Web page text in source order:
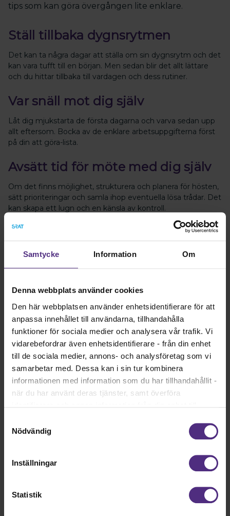
Samtycke Information Om
Denna webbplats använder cookies
Den här webbplatsen använder enhetsidentifierare för att
anpassa innehållet till användarna, tillhandahålla
funktioner för sociala medier och analysera vår trafik. Vi
vidarebefordrar även enhetsidentifierare - från din enhet
till de sociala medier, annons- och analysföretag som vi
samarbetar med. Dessa kan i sin tur kombinera
informationen med information som du har tillhandahållit -
när du har använt deras tjänster, samt överföra
Dock har vi lagt in anonymisering av IP-adress i
förhållande till Google Analytics. Du godkänner våra
cookies vid fortsatt användande av vår webbplats.
Nödvändig
Inställningar
Statistik
tips som kan göra övergången lite enklare.
Ställ tillbaka dygnsrytmen
Det kan ta några dagar att ställa om sin dygnsrytm och det
kan vara tufft till en början. Men sedan blir det allt lättare
och du hittar tillbaka till vardagen och dess rutiner.
Var snäll mot dig själv
Låt dig mjukstarta de första dagarna och varva sedan upp
allt eftersom. Bocka av de enklare arbetsuppgifterna först
på din att göra-lista.
Avsätt tid för möte med dig själv
Om det finns möjlighet, strukturera och planera för hösten,
sätt prioriteringar och samla ihop eventuella lösa trådar. Det
kan skapa ett lugn och en känsla av kontroll.
Kom ihåg rast och paus
Det är viktigt att ta kortare pauser för att snabbt fylla på
Återhämta dig efter jobbet
Under första jobbveckan blir många trötta och kan behöva
mer återhämtning efter jobbet. Strukturera upp veckan på
behöver.
Planera in något roligt att se fram
emot
en fisketur. Att ha något planerat kan ge energi och
Nyhet